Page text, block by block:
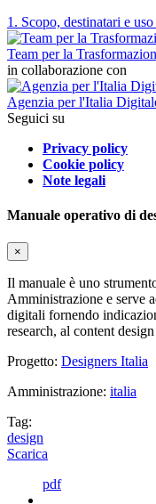
1. Scopo, destinatari e
Team per la
in collaborazione con
Agenzia per l'Italia
Seguici su
Privacy policy
Cookie policy
Note legali
Manuale operativo di
×
Il manuale è uno
Amministrazione e serve
digitali fornendo
research, al content
Progetto: Designers Italia
Amministrazione: italia
Tag:
design
Scarica
pdf